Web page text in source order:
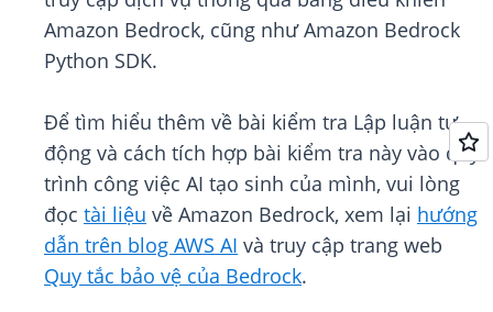
Amazon Bedrock, cũng như Amazon Bedrock
Python SDK.
Để tìm hiểu thêm về bài kiểm tra Lập luận tự
động và cách tích hợp bài kiểm tra này vào quy
trình công việc AI tạo sinh của mình, vui lòng
đọc tài liệu về Amazon Bedrock, xem lại hướng
dẫn trên blog AWS AI và truy cập trang web
Quy tắc bảo vệ của Bedrock.